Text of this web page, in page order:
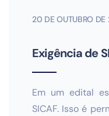
20 DE OUTUBRO DE
Exigência de
Em um edital
SICAF. Isso é